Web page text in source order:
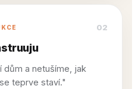
02
dům a netušíme, jak
teprve staví."